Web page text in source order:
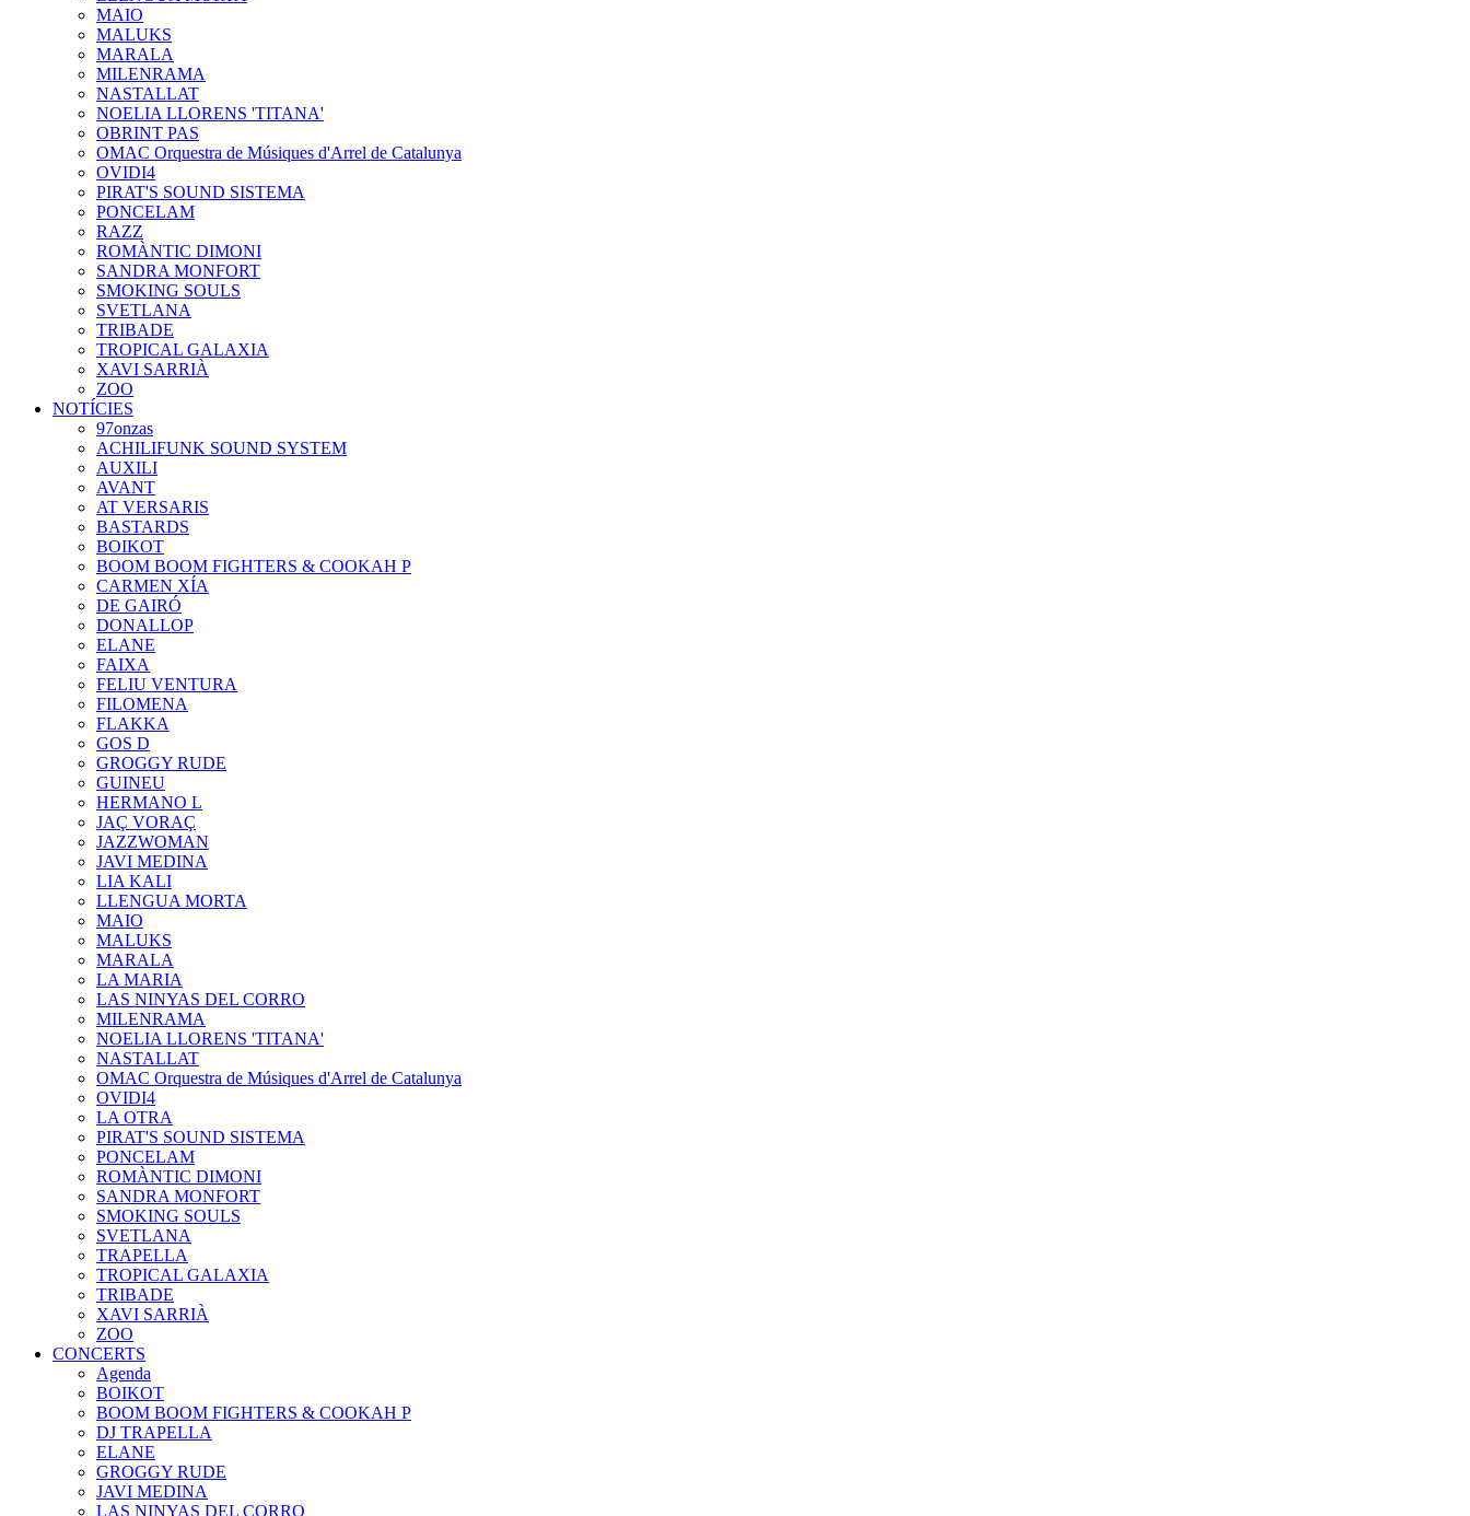
MAIO
MALUKS
MARALA
MILENRAMA
NASTALLAT
NOELIA LLORENS 'TITANA'
OBRINT PAS
OMAC Orquestra de Músiques d'Arrel de Catalunya
OVIDI4
PIRAT'S SOUND SISTEMA
PONCELAM
RAZZ
ROMÀNTIC DIMONI
SANDRA MONFORT
SMOKING SOULS
SVETLANA
TRIBADE
TROPICAL GALAXIA
XAVI SARRIÀ
ZOO
NOTÍCIES
97onzas
ACHILIFUNK SOUND SYSTEM
AUXILI
AVANT
AT VERSARIS
BASTARDS
BOIKOT
BOOM BOOM FIGHTERS & COOKAH P
CARMEN XÍA
DE GAIRÓ
DONALLOP
ELANE
FAIXA
FELIU VENTURA
FILOMENA
FLAKKA
GOS D
GROGGY RUDE
GUINEU
HERMANO L
JAÇ VORAÇ
JAZZWOMAN
JAVI MEDINA
LIA KALI
LLENGUA MORTA
MAIO
MALUKS
MARALA
LA MARIA
LAS NINYAS DEL CORRO
MILENRAMA
NOELIA LLORENS 'TITANA'
NASTALLAT
OMAC Orquestra de Músiques d'Arrel de Catalunya
OVIDI4
LA OTRA
PIRAT'S SOUND SISTEMA
PONCELAM
ROMÀNTIC DIMONI
SANDRA MONFORT
SMOKING SOULS
SVETLANA
TRAPELLA
TROPICAL GALAXIA
TRIBADE
XAVI SARRIÀ
ZOO
CONCERTS
Agenda
BOIKOT
BOOM BOOM FIGHTERS & COOKAH P
DJ TRAPELLA
ELANE
GROGGY RUDE
JAVI MEDINA
LAS NINYAS DEL CORRO